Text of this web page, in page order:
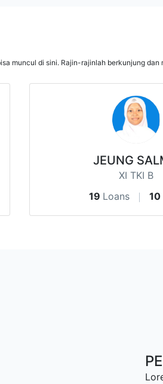
muncul di sini. Rajin-rajinlah berkunjung dan
JEUNG
XI TKI B
19 Loans 10